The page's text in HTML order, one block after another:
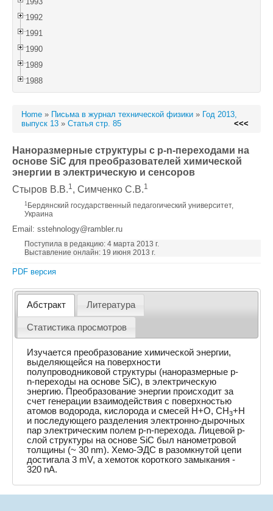
1992
1991
1990
1989
1988
Home » Письма в журнал технической физики » Год 2013,
выпуск 13 » Статья стр. 85 <<<
Наноразмерные структуры с p-n-переходами на
основе SiC для преобразователей химической
энергии в электрическую и сенсоров
Стыров В.В.1, Симченко С.В.1
1 Бердянский государственный педагогический университет,
Украина
Email: sstehnology@rambler.ru
Поступила в редакцию: 4 марта 2013 г.
Выставление онлайн: 19 июня 2013 г.
PDF версия
Абстракт Литература
Статистика просмотров
Изучается преобразование химической энергии,
выделяющейся на поверхности
полупроводниковой структуры (наноразмерные p-
n-переходы на основе SiC), в электрическую
энергию. Преобразование энергии происходит за
счет генерации взаимодействия с поверхностью
атомов водорода, кислорода и смесей H+O, CH3+H
и последующего разделения электронно-дырочных
пар электрическим полем p-n-перехода. Лицевой p-
слой структуры на основе SiC был нанометровой
толщины (~ 30 nm). Хемо-ЭДС в разомкнутой цепи
достигала 3 mV, а хемоток короткого замыкания -
320 nA.